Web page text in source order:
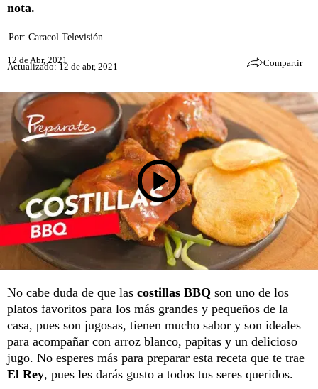
nota.
Por: Caracol Televisión
12 de Abr, 2021
Actualizado: 12 de abr, 2021 Compartir
No cabe duda de que las costillas BBQ son uno de los
platos favoritos para los más grandes y pequeños de la
casa, pues son jugosas, tienen mucho sabor y son ideales
para acompañar con arroz blanco, papitas y un delicioso
jugo. No esperes más para preparar esta receta que te trae
El Rey, pues les darás gusto a todos tus seres queridos.